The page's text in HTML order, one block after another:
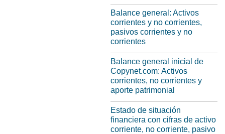
Balance general: Activos
corrientes y no corrientes,
pasivos corrientes y no
corrientes
Balance general inicial de
Copynet.com: Activos
corrientes, no corrientes y
aporte patrimonial
Estado de situación
financiera con cifras de activo
corriente, no corriente, pasivo